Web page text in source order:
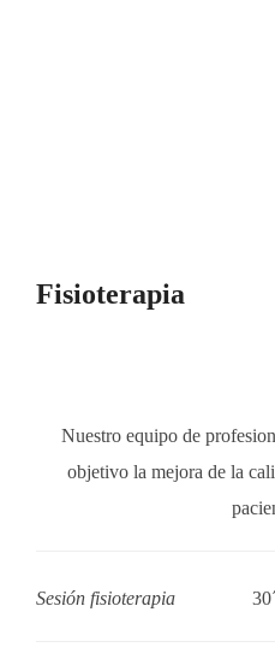
Fisioterapia
Nuestro equipo de
objetivo la mejora de la
Sesión fisioterapia